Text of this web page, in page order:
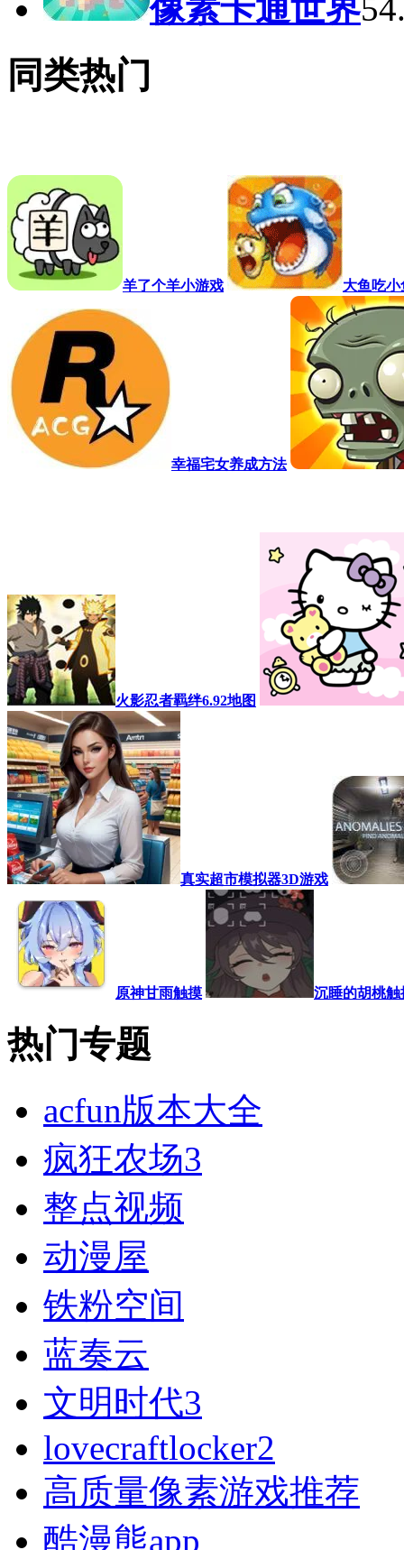
像素卡通世界
同类热门
羊了个羊小游戏 大鱼吃小
幸福宅女养成方法
火影忍者羁绊6.92地图
真实超市模拟器3D游戏
原神甘雨触摸 沉睡的胡桃触
热门专题
acfun版本大全
疯狂农场3
整点视频
动漫屋
铁粉空间
蓝奏云
文明时代3
lovecraftlocker2
高质量像素游戏推荐
酷漫熊app